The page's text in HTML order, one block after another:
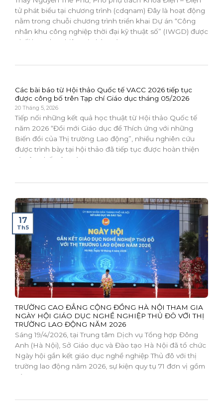
tử phát biểu tại chương trình (cdqnam) Đây là hoạt động
nằm trong chuỗi chương trình triển khai Dự án “Công
nhân khu công nghiệp thời đại kỹ thuật số” (IWGD) được
phối hợp thực hiện tại nhà trường trong...
Các bài báo từ Hội thảo Quốc tế VACC 2026 tiếp tục
được công bố trên Tạp chí Giáo dục tháng 05/2026
20 Tháng 5, 2026
Tiếp nối những kết quả học thuật từ Hội thảo Quốc tế
năm 2026 “Đổi mới Giáo dục để Thích ứng với những
Biến đổi của Thị trường Lao động”, nhiều nghiên cứu
được trình bày tại hội thảo đã tiếp tục được hoàn thiện
và công bố trên các...
TRƯỜNG CAO ĐẲNG CỘNG ĐỒNG HÀ NỘI THAM GIA
NGÀY HỘI GIÁO DỤC NGHỀ NGHIỆP THỦ ĐÔ VỚI THỊ
TRƯỜNG LAO ĐỘNG NĂM 2026
Sáng 19/4/2026, tại Trung tâm Dịch vụ Tổng hợp Đông
Anh (Hà Nội), Sở Giáo dục và Đào tạo Hà Nội đã tổ chức
Ngày hội gắn kết giáo dục nghề nghiệp Thủ đô với thị
trường lao động năm 2026, sự kiện quy tụ 71 đơn vị gồm
các...
17
Th5